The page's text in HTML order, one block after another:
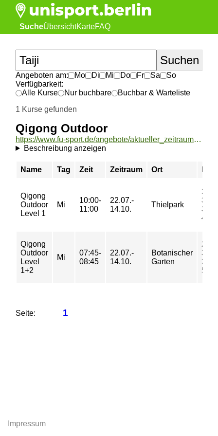
SucheÜbersichtKarteFAQ
Angeboten am: Mo Di Mi Do Fr Sa
So
Verfügbarkeit:
Alle Kurse
Nur buchbare
Buchbar & Warteliste
1 Kurse gefunden
Qigong Outdoor
https://www.fu-sport.de/angebote/aktueller_zeitraum/_Qigong_Outdoor.html
Beschreibung anzeigen
Name Tag Zeit Zeitraum Ort
Qigong
Outdoor
Level 1
Mi
10:00-
11:00
22.07.-
14.10.
Thielpark
20/
33/
33/
43 €
Qigong
Outdoor
Level
1+2
Mi
07:45-
08:45
22.07.-
14.10.
Botanischer
Garten
24/
38/
38/
50 €
Seite: 1
Impressum